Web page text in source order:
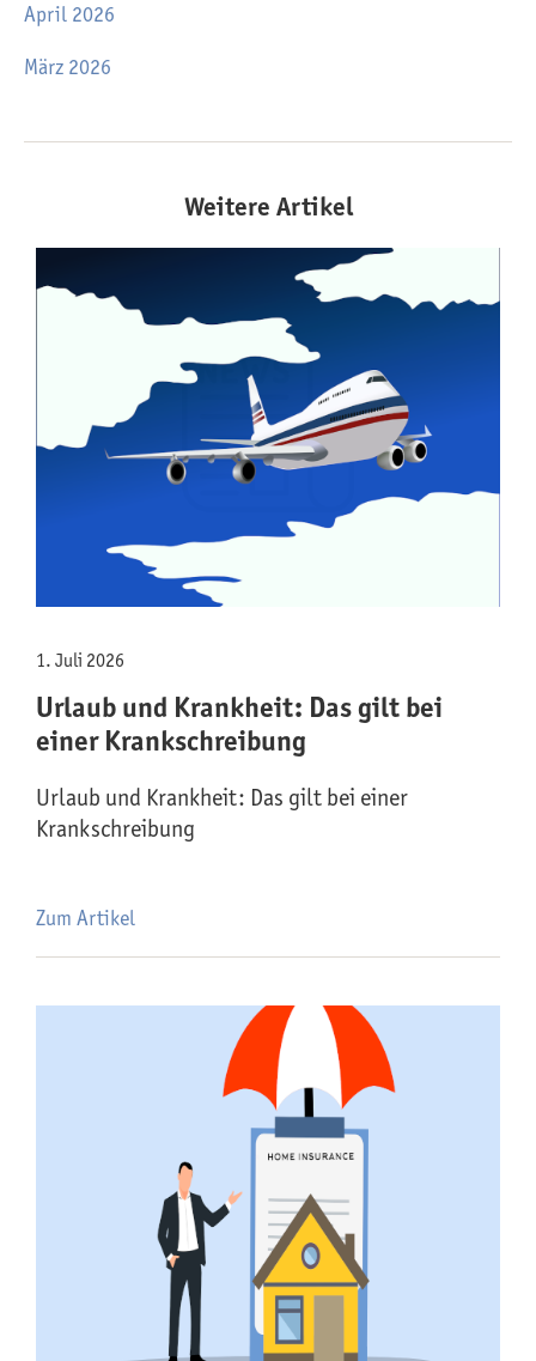
April 2026
März 2026
Weitere Artikel
1. Juli 2026
Urlaub und Krankheit: Das gilt bei
einer Krankschreibung
Urlaub und Krankheit: Das gilt bei einer
Krankschreibung
Zum Artikel